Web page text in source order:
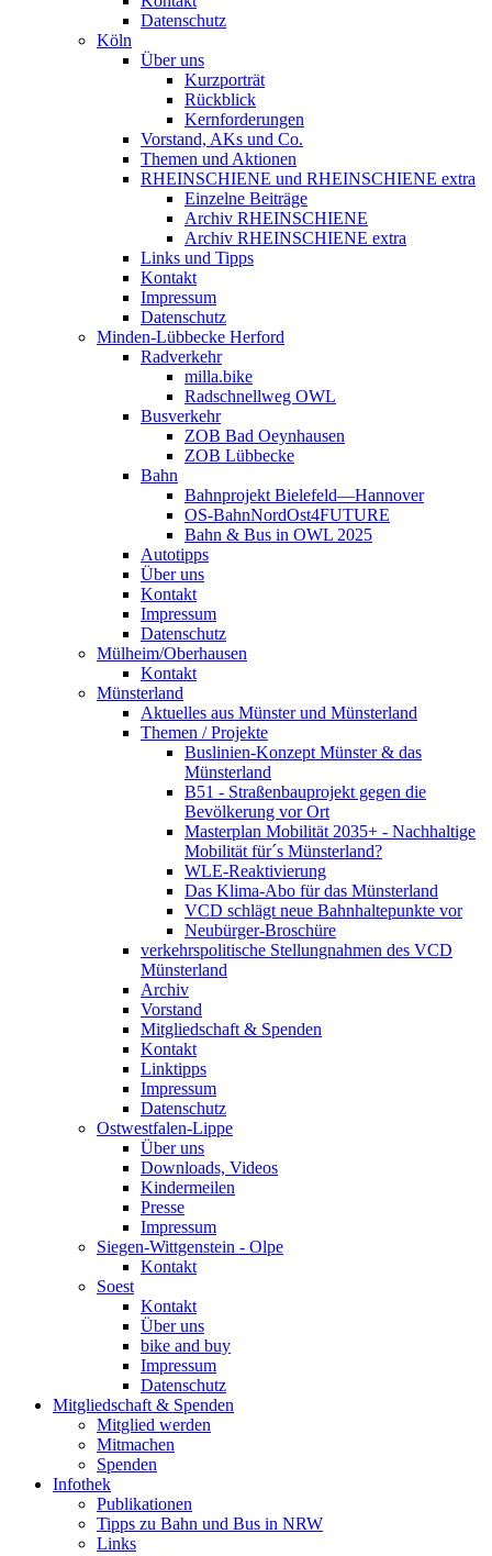
Datenschutz
Köln
Über uns
Kurzporträt
Rückblick
Kernforderungen
Vorstand, AKs und Co.
Themen und Aktionen
RHEINSCHIENE und RHEINSCHIENE extra
Einzelne Beiträge
Archiv RHEINSCHIENE
Archiv RHEINSCHIENE extra
Links und Tipps
Kontakt
Impressum
Datenschutz
Minden-Lübbecke Herford
Radverkehr
milla.bike
Radschnellweg OWL
Busverkehr
ZOB Bad Oeynhausen
ZOB Lübbecke
Bahn
Bahnprojekt Bielefeld—Hannover
OS-BahnNordOst4FUTURE
Bahn & Bus in OWL 2025
Autotipps
Über uns
Kontakt
Impressum
Datenschutz
Mülheim/Oberhausen
Kontakt
Münsterland
Aktuelles aus Münster und Münsterland
Themen / Projekte
Buslinien-Konzept Münster & das
Münsterland
B51 - Straßenbauprojekt gegen die
Bevölkerung vor Ort
Masterplan Mobilität 2035+ - Nachhaltige
Mobilität für´s Münsterland?
WLE-Reaktivierung
Das Klima-Abo für das Münsterland
VCD schlägt neue Bahnhaltepunkte vor
Neubürger-Broschüre
verkehrspolitische Stellungnahmen des VCD
Münsterland
Archiv
Vorstand
Mitgliedschaft & Spenden
Kontakt
Linktipps
Impressum
Datenschutz
Ostwestfalen-Lippe
Über uns
Downloads, Videos
Kindermeilen
Presse
Impressum
Siegen-Wittgenstein - Olpe
Kontakt
Soest
Kontakt
Über uns
bike and buy
Impressum
Datenschutz
Mitgliedschaft & Spenden
Mitglied werden
Mitmachen
Spenden
Infothek
Publikationen
Tipps zu Bahn und Bus in NRW
Links